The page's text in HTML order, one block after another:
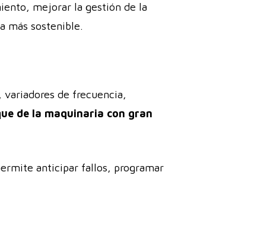
mejorar la gestión de la
más sostenible.
de frecuencia,
de la maquinaria con gran
anticipar fallos, programar